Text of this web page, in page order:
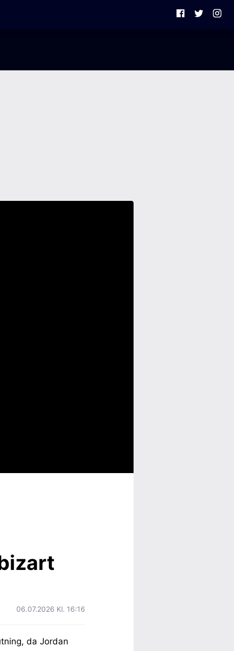
06.07.2026 Kl. 16:16
da Jordan